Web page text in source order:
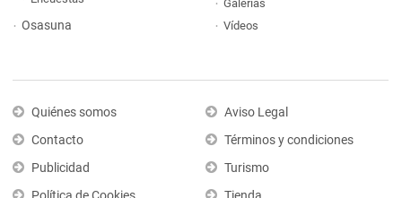
Osasuna
Galerías
Vídeos
Quiénes somos
Contacto
Publicidad
Aviso Legal
Términos y condiciones
Turismo